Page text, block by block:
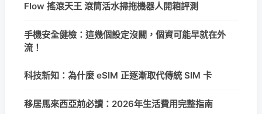
Flow 搖滾天王 滾筒活水掃拖機器人開箱評測
手機安全健檢：這幾個設定沒關，個資可能早就在外
流！
科技新知：為什麼 eSIM 正逐漸取代傳統 SIM 卡
移居馬來西亞前必讀：2026年生活費用完整指南